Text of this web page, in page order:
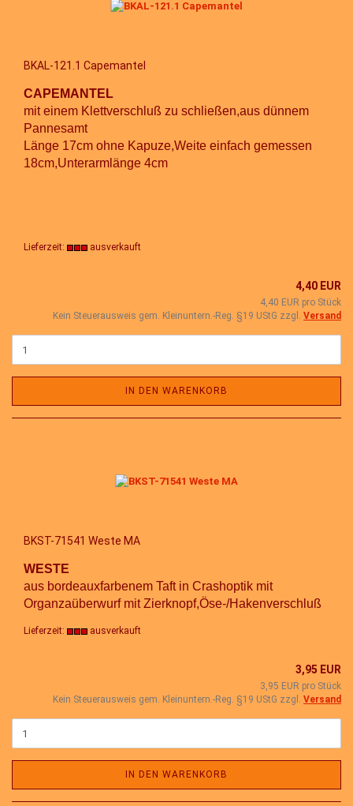
BKAL-121.1 Capemantel
CAPEMANTEL
mit einem Klettverschluß zu schließen,aus dünnem
Pannesamt
Länge 17cm ohne Kapuze,Weite einfach gemessen
18cm,Unterarmlänge 4cm
Lieferzeit: ausverkauft
4,40 EUR
4,40 EUR pro Stück
Kein Steuerausweis gem. Kleinuntern.-Reg. §19 UStG zzgl. Versand
IN DEN WARENKORB
BKST-71541 Weste MA
WESTE
aus bordeauxfarbenem Taft in Crashoptik mit
Organzaüberwurf mit Zierknopf,Öse-/Hakenverschluß
Lieferzeit: ausverkauft
3,95 EUR
3,95 EUR pro Stück
Kein Steuerausweis gem. Kleinuntern.-Reg. §19 UStG zzgl. Versand
IN DEN WARENKORB